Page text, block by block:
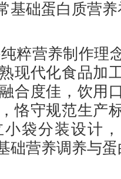
基础蛋白质营
粹营养制作理
现代化食品加
合度佳，饮用
恪守规范生产
袋分装设计
础营养调养与